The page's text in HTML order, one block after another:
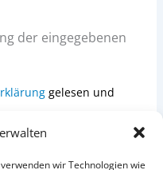
wir Technologien wie
der eingegebenen
gelesen und